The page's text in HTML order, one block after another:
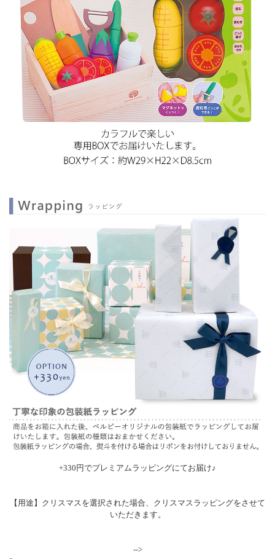
+330円でプレミアムラッピングにてお届け♪
【用途】クリスマスを選択された場合、クリスマスラッピングをさせて
いただきます。
-->